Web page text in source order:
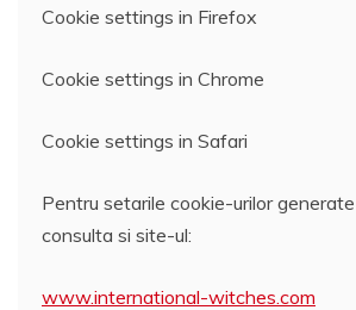
Cookie settings in Firefox
Cookie settings in Chrome
Cookie settings in Safari
Pentru setarile cookie-urilor
consulta si site-ul:
www.international-witches.com